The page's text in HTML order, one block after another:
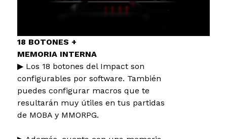
18 BOTONES +
MEMORIA INTERNA
▶ Los 18 botones del Impact son
configurables por software. También
puedes configurar macros que te
resultarán muy útiles en tus partidas
de MOBA y MMORPG.